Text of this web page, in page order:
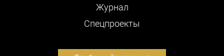
Журнал
Cпецпроекты